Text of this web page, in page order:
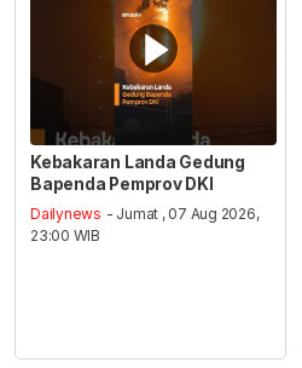
Kebakaran Landa Gedung
Bapenda Pemprov DKI
Dailynews - Jumat , 07 Aug 2026,
23:00 WIB